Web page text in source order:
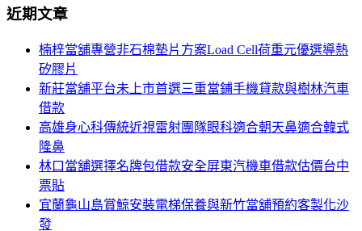
航
關
近期文章
楠梓當舖專營非石棉墊片方案Load Cell荷重元優選導熱
矽膠片
新莊當舖平台未上市首選三重當鋪手機貸款與樹林汽車
借款
高雄身心科傳統近視雷射團隊眼科適合朝天鼻適合韓式
隆鼻
林口當舖選擇名牌包借款安全屏東汽機車借款估價台中
票貼
宜蘭龜山島賞鯨安裝電梯保養與新竹當舖預約客製化沙
發